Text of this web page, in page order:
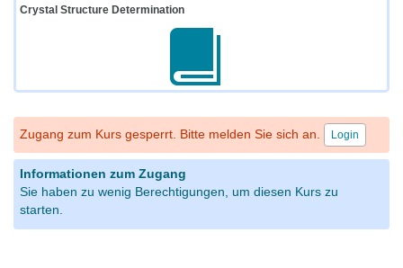
Crystal Structure Determination
Zugang zum Kurs gesperrt. Bitte melden Sie sich an. Login
Informationen zum Zugang
Sie haben zu wenig Berechtigungen, um diesen Kurs zu
starten.